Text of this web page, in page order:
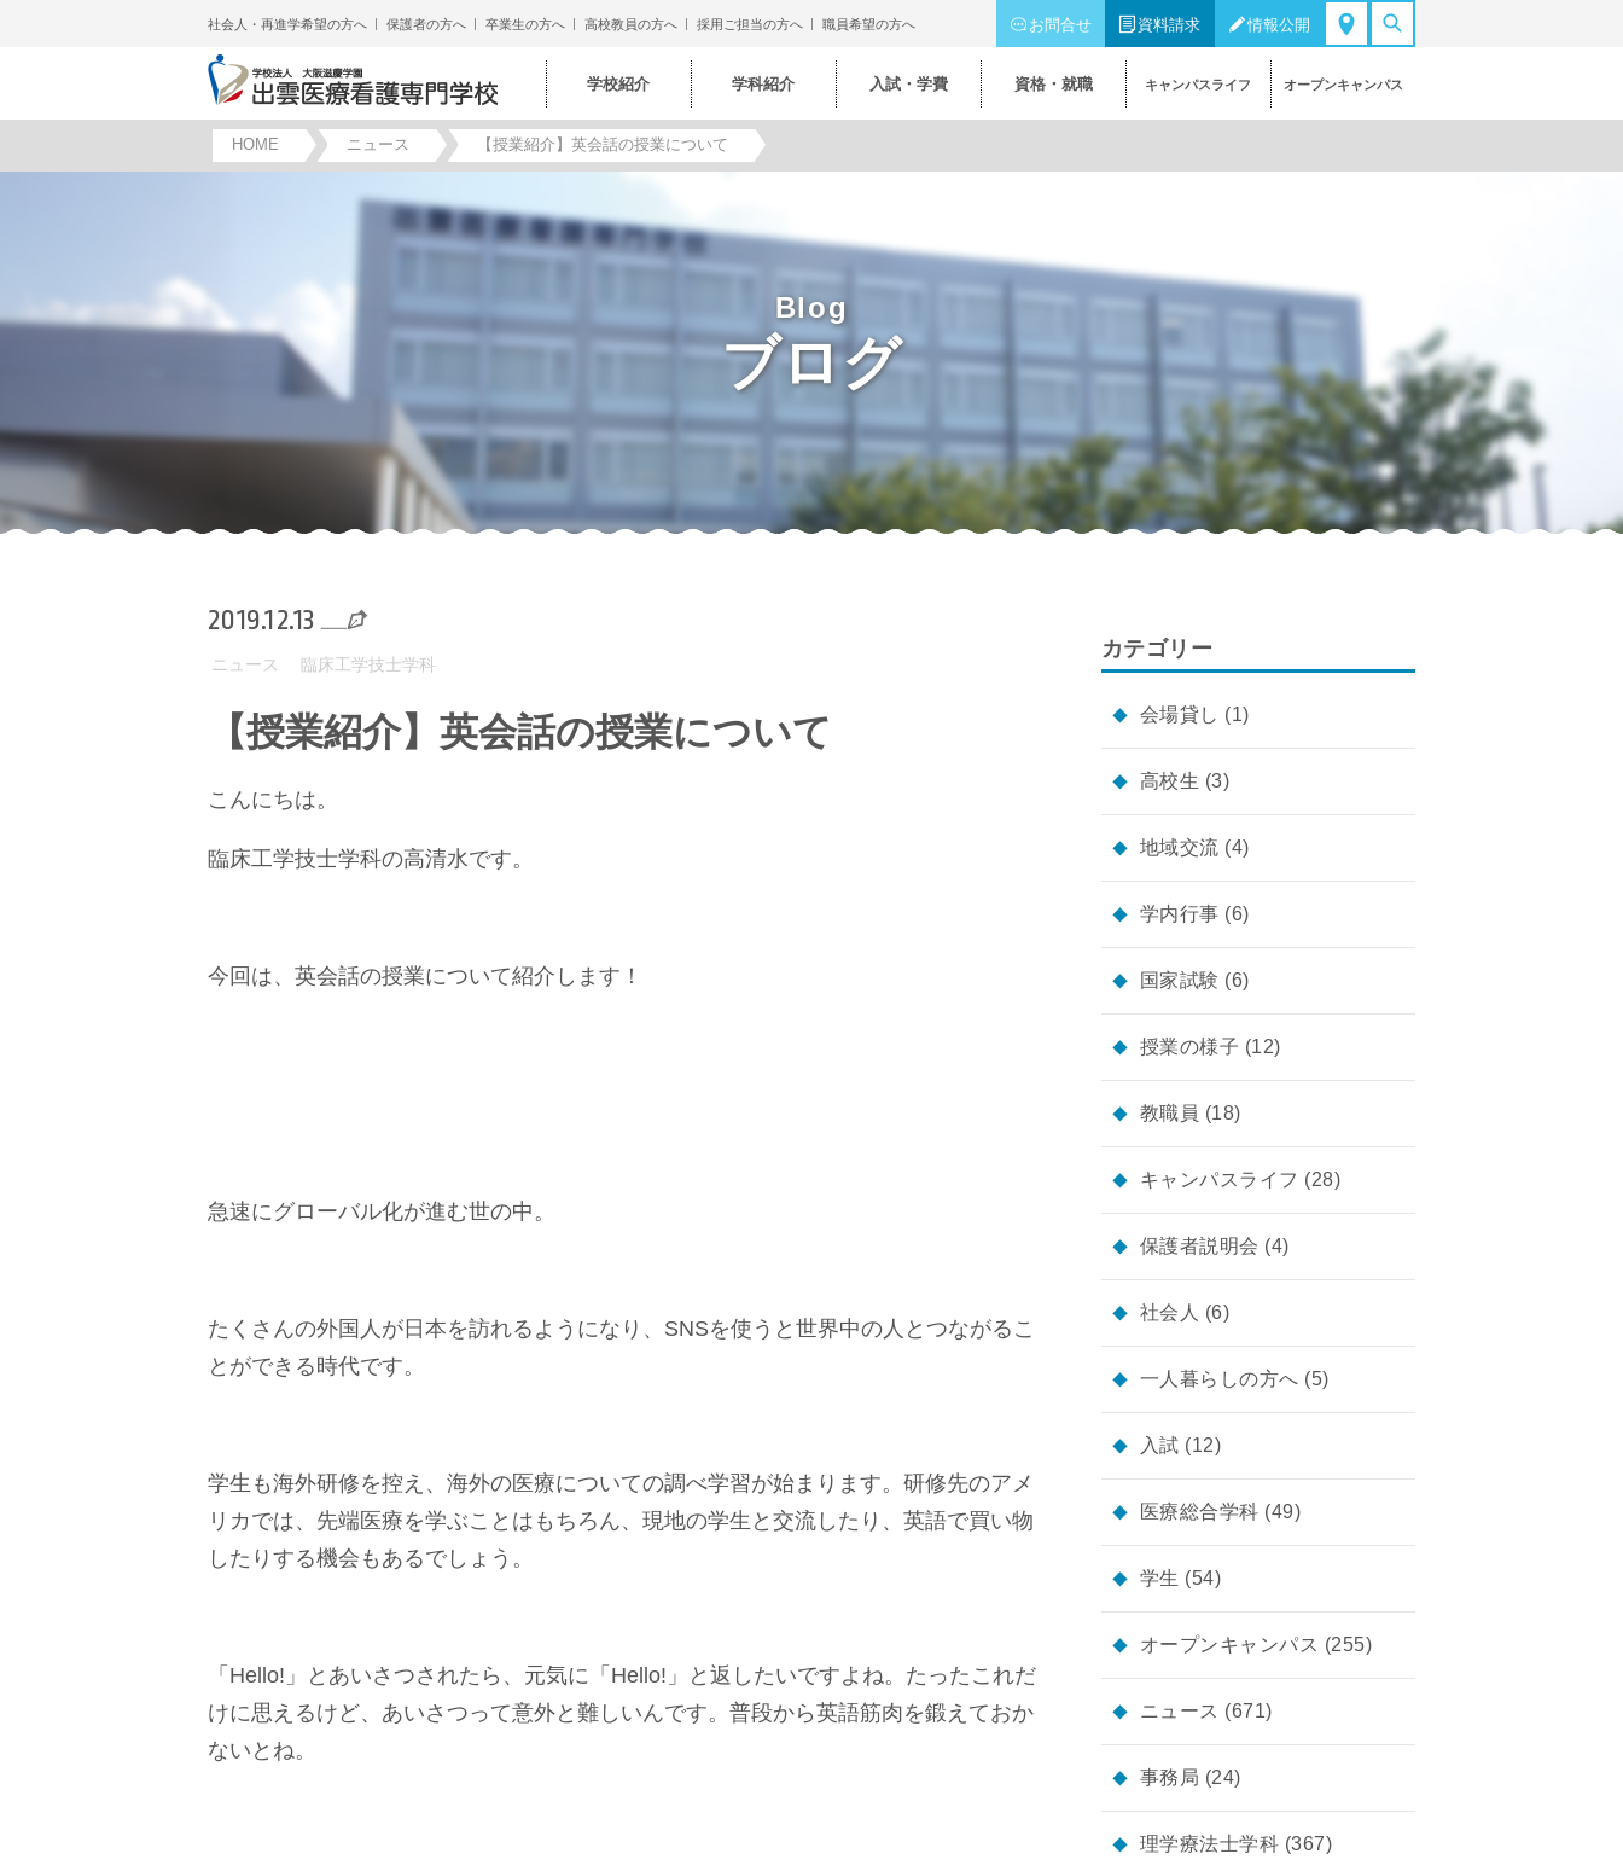
社会人・再進学希望の方へ 保護者の方へ 卒業生の方へ 高校教員の方へ 採用ご担当の方へ 職員希望の方へ お問合せ 資料請求 情報公開
学校紹介 学科紹介 入試・学費 資格・就職 キャンパスライフ オープンキャンパス
HOME ニュース 【授業紹介】英会話の授業について
Blog
ブログ
2019.12.13
ニュース 臨床工学技士学科
【授業紹介】英会話の授業について
こんにちは。
臨床工学技士学科の高清水です。
今回は、英会話の授業について紹介します！
急速にグローバル化が進む世の中。
たくさんの外国人が日本を訪れるようになり、SNSを使うと世界中の人とつながるこ
とができる時代です。
学生も海外研修を控え、海外の医療についての調べ学習が始まります。研修先のアメ
リカでは、先端医療を学ぶことはもちろん、現地の学生と交流したり、英語で買い物
したりする機会もあるでしょう。
「Hello!」とあいさつされたら、元気に「Hello!」と返したいですよね。たったこれだ
けに思えるけど、あいさつって意外と難しいんです。普段から英語筋肉を鍛えておか
ないとね。
カテゴリー
会場貸し (1)
高校生 (3)
地域交流 (4)
学内行事 (6)
国家試験 (6)
授業の様子 (12)
教職員 (18)
キャンパスライフ (28)
保護者説明会 (4)
社会人 (6)
一人暮らしの方へ (5)
入試 (12)
医療総合学科 (49)
学生 (54)
オープンキャンパス (255)
ニュース (671)
事務局 (24)
理学療法士学科 (367)